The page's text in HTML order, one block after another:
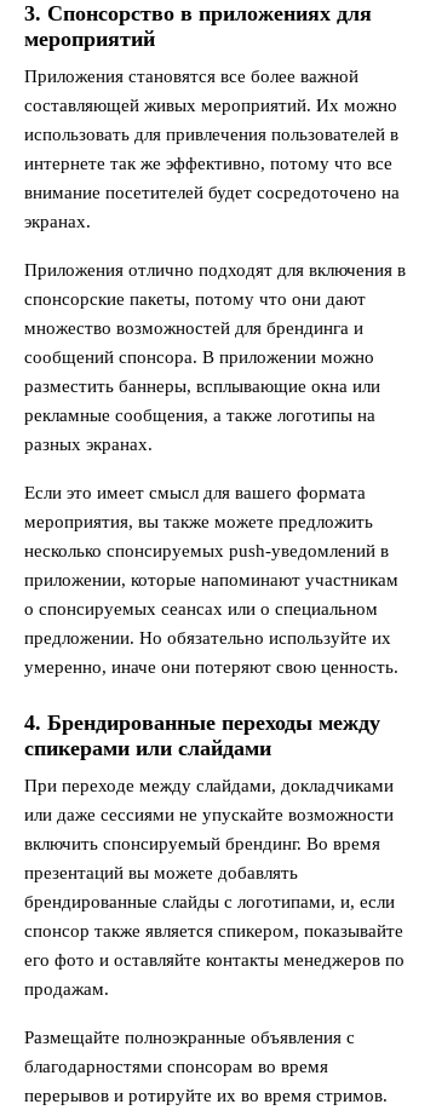
3. Спонсорство в приложениях для
мероприятий
Приложения становятся все более важной
составляющей живых мероприятий. Их можно
использовать для привлечения пользователей в
интернете так же эффективно, потому что все
внимание посетителей будет сосредоточено на
экранах.
Приложения отлично подходят для включения в
спонсорские пакеты, потому что они дают
множество возможностей для брендинга и
сообщений спонсора. В приложении можно
разместить баннеры, всплывающие окна или
рекламные сообщения, а также логотипы на
разных экранах.
Если это имеет смысл для вашего формата
мероприятия, вы также можете предложить
несколько спонсируемых push-уведомлений в
приложении, которые напоминают участникам
о спонсируемых сеансах или о специальном
предложении. Но обязательно используйте их
умеренно, иначе они потеряют свою ценность.
4. Брендированные переходы между
спикерами или слайдами
При переходе между слайдами, докладчиками
или даже сессиями не упускайте возможности
включить спонсируемый брендинг. Во время
презентаций вы можете добавлять
брендированные слайды с логотипами, и, если
спонсор также является спикером, показывайте
его фото и оставляйте контакты менеджеров по
продажам.
Размещайте полноэкранные объявления с
благодарностями спонсорам во время
перерывов и ротируйте их во время стримов.